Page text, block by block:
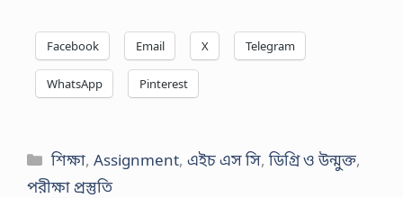
Facebook Email X Telegram
WhatsApp Pinterest
Categories
শিক্ষা,Assignment,এইচ এস সি,ডিগ্রি ও উন্মুক্ত,
পরীক্ষা প্রস্তুতি